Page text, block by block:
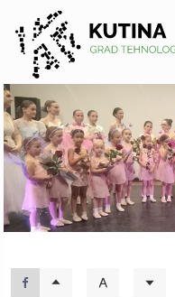
Kutina